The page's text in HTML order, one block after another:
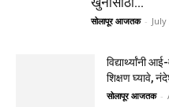
सोलापूर आजतक -
विद्यार्थ्यांनी
शिक्षण घ्यावे,
सोलापूर आजतक -